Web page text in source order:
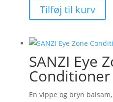
Tilføj til kurv
SANZI Eye
Conditioner
En vippe og bryn